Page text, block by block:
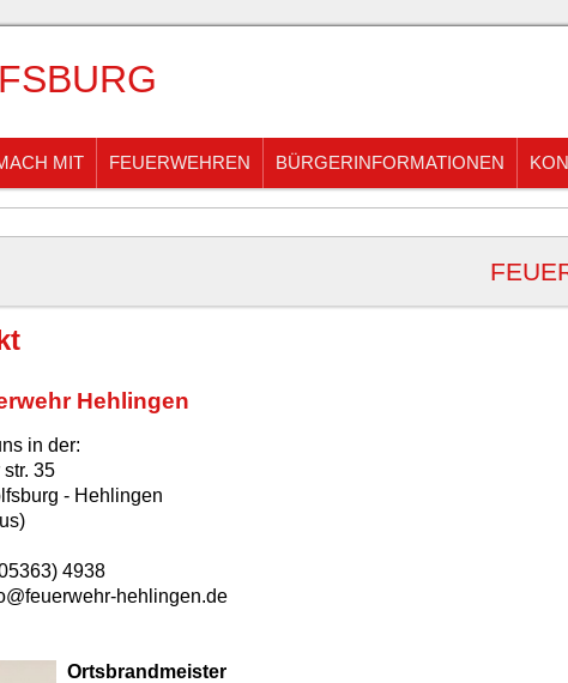
MIT FEUERWEHREN BÜRGERINFORMATIONEN
Hehlingen
in der:
35
- Hehlingen
4938
hehlingen.de
Ortsbrandmeister